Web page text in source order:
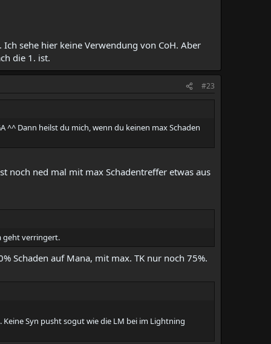
Ich sehe hier keine Verwendung von CoH. Aber
die 1. ist.
#23
^^ Dann heilst du mich, wenn du keinen max Schaden
noch ned mal mit max Schadentreffer etwas aus
geht verringert.
Schaden auf Mana, mit max. TK nur noch 75%.
Keine Syn pusht sogut wie die LM bei im Lightning